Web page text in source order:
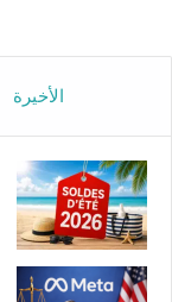
الأخيرة